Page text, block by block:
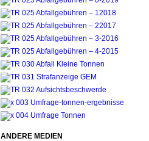
ANDERE MEDIEN